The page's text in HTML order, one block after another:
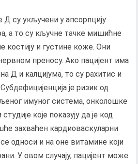
Д су укључени у апсорпцију
а то су кључне тачке мишићне
костију и густине коже. Они
преносу. Ако пацијент има
Д и калцијума, то су рахитис и
је ризик од
имуног система, онколошке
које показују да је код
захваћен кардиоваскуларни
односи и на оне витамине који
У овом случају, пацијент може